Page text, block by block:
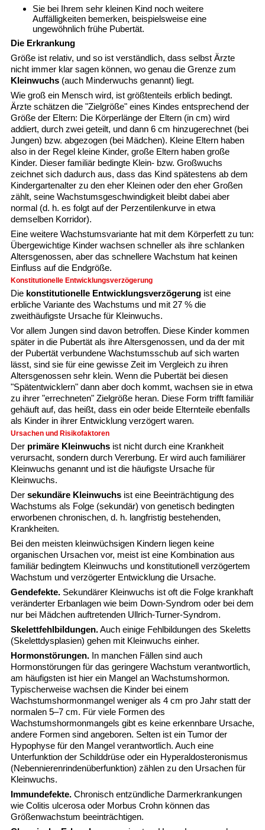
Sie bei Ihrem sehr kleinen Kind noch weitere
Auffälligkeiten bemerken, beispielsweise eine
ungewöhnlich frühe Pubertät.
Die Erkrankung
Größe ist relativ, und so ist verständlich, dass selbst Ärzte
nicht immer klar sagen können, wo genau die Grenze zum
Kleinwuchs(auch Minderwuchs genannt) liegt.
Wie groß ein Mensch wird, ist größtenteils erblich bedingt.
Ärzte schätzen die "Zielgröße" eines Kindes entsprechend der
Größe der Eltern: Die Körperlänge der Eltern (in cm) wird
addiert, durch zwei geteilt, und dann 6 cm hinzugerechnet (bei
Jungen) bzw. abgezogen (bei Mädchen). Kleine Eltern haben
also in der Regel kleine Kinder, große Eltern haben große
Kinder. Dieser familiär bedingte Klein- bzw. Großwuchs
zeichnet sich dadurch aus, dass das Kind spätestens ab dem
Kindergartenalter zu den eher Kleinen oder den eher Großen
zählt, seine Wachstumsgeschwindigkeit bleibt dabei aber
normal (d. h. es folgt auf der Perzentilenkurve in etwa
demselben Korridor).
Eine weitere Wachstumsvariante hat mit dem Körperfett zu tun:
Übergewichtige Kinder wachsen schneller als ihre schlanken
Altersgenossen, aber das schnellere Wachstum hat keinen
Einfluss auf die Endgröße.
Konstitutionelle Entwicklungsverzögerung
Die konstitutionelle Entwicklungsverzögerungist eine
erbliche Variante des Wachstums und mit 27 % die
zweithäufigste Ursache für Kleinwuchs.
Vor allem Jungen sind davon betroffen. Diese Kinder kommen
später in die Pubertät als ihre Altersgenossen, und da der mit
der Pubertät verbundene Wachstumsschub auf sich warten
lässt, sind sie für eine gewisse Zeit im Vergleich zu ihren
Altersgenossen sehr klein. Wenn die Pubertät bei diesen
"Spätentwicklern" dann aber doch kommt, wachsen sie in etwa
zu ihrer "errechneten" Zielgröße heran. Diese Form trifft familiär
gehäuft auf, das heißt, dass ein oder beide Elternteile ebenfalls
als Kinder in ihrer Entwicklung verzögert waren.
Ursachen und Risikofaktoren
Der primäre Kleinwuchsist nicht durch eine Krankheit
verursacht, sondern durch Vererbung. Er wird auch familiärer
Kleinwuchs genannt und ist die häufigste Ursache für
Kleinwuchs.
Der sekundäre Kleinwuchsist eine Beeinträchtigung des
Wachstums als Folge (sekundär) von genetisch bedingten
erworbenen chronischen, d. h. langfristig bestehenden,
Krankheiten.
Bei den meisten kleinwüchsigen Kindern liegen keine
organischen Ursachen vor, meist ist eine Kombination aus
familiär bedingtem Kleinwuchs und konstitutionell verzögertem
Wachstum und verzögerter Entwicklung die Ursache.
Gendefekte.Sekundärer Kleinwuchs ist oft die Folge krankhaft
veränderter Erbanlagen wie beim Down-Syndrom oder bei dem
nur bei Mädchen auftretenden Ullrich-Turner-Syndrom.
Skelettfehlbildungen.Auch einige Fehlbildungen des Skeletts
(Skelettdysplasien) gehen mit Kleinwuchs einher.
Hormonstörungen.In manchen Fällen sind auch
Hormonstörungen für das geringere Wachstum verantwortlich,
am häufigsten ist hier ein Mangel an Wachstumshormon.
Typischerweise wachsen die Kinder bei einem
Wachstumshormonmangel weniger als 4 cm pro Jahr statt der
normalen 5–7 cm. Für viele Formen des
Wachstumshormonmangels gibt es keine erkennbare Ursache,
andere Formen sind angeboren. Selten ist ein Tumor der
Hypophyse für den Mangel verantwortlich. Auch eine
Unterfunktion der Schilddrüse oder ein Hyperaldosteronismus
(Nebennierenrindenüberfunktion) zählen zu den Ursachen für
Kleinwuchs.
Immundefekte.Chronisch entzündliche Darmerkrankungen
wie Colitis ulcerosa oder Morbus Crohn können das
Größenwachstum beeinträchtigen.